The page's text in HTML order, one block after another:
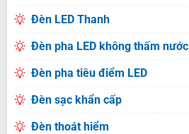
Đèn LED Thanh
Đèn pha LED không thấm nước
Đèn pha tiêu điểm LED
Đèn sạc khẩn cấp
Đèn thoát hiểm